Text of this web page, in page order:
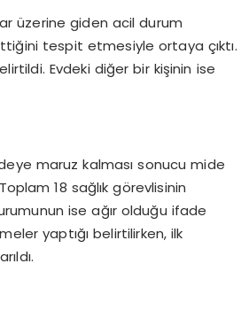
üzerine giden acil durum
tespit etmesiyle ortaya çıktı.
Evdeki diğer bir kişinin ise
maruz kalması sonucu mide
18 sağlık görevlisinin
ise ağır olduğu ifade
yaptığı belirtilirken, ilk